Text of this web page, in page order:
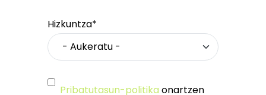
Hizkuntza*
Pribatutasun-politika onartzen